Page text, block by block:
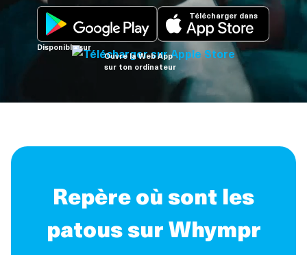
Disponible sur
Télécharger dans
Ouvre la Web App
sur ton ordinateur
Repère où sont les
patous sur Whympr